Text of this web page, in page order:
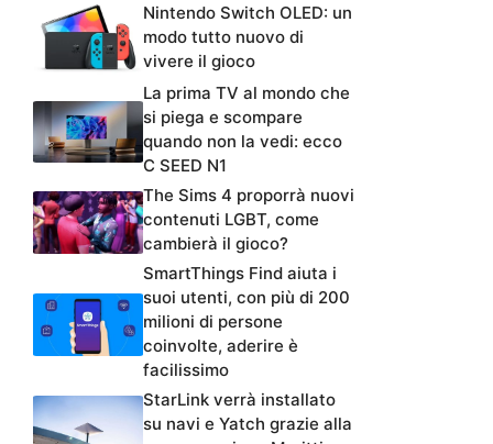
Nintendo Switch OLED: un
modo tutto nuovo di
vivere il gioco
La prima TV al mondo che
si piega e scompare
quando non la vedi: ecco
C SEED N1
The Sims 4 proporrà nuovi
contenuti LGBT, come
cambierà il gioco?
SmartThings Find aiuta i
suoi utenti, con più di 200
milioni di persone
coinvolte, aderire è
facilissimo
StarLink verrà installato
su navi e Yatch grazie alla